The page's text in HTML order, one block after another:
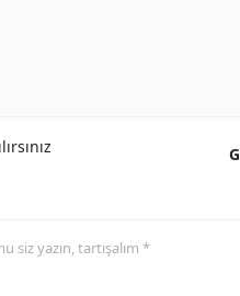
siz yazın, tartışalım *